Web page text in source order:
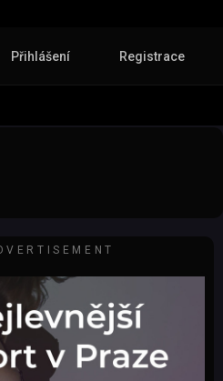
Přihlášení Registrace